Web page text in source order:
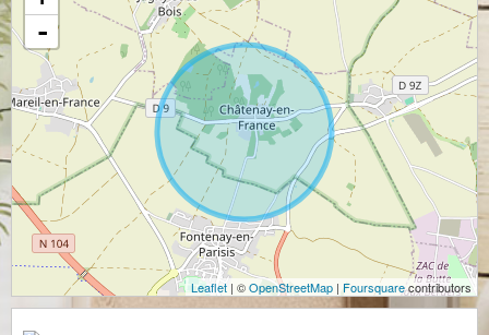
-
Leaflet | ©OpenStreetMap | Foursquarecontributors